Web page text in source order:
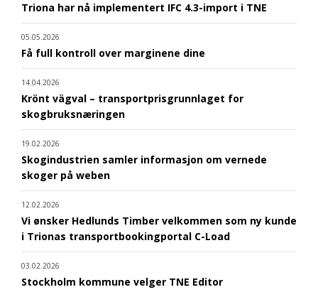
Triona har nå implementert IFC 4.3-import i TNE
05.05.2026
Få full kontroll over marginene dine
14.04.2026
Krönt vägval – transportprisgrunnlaget for
skogbruksnæringen
19.02.2026
Skogindustrien samler informasjon om vernede
skoger på weben
12.02.2026
Vi ønsker Hedlunds Timber velkommen som ny kunde
i Trionas transportbookingportal C-Load
03.02.2026
Stockholm kommune velger TNE Editor